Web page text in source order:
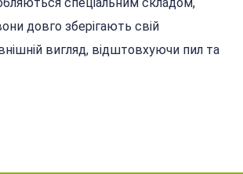
спеціальним складом,
довго зберігають свій
вигляд, відштовхуючи пил та